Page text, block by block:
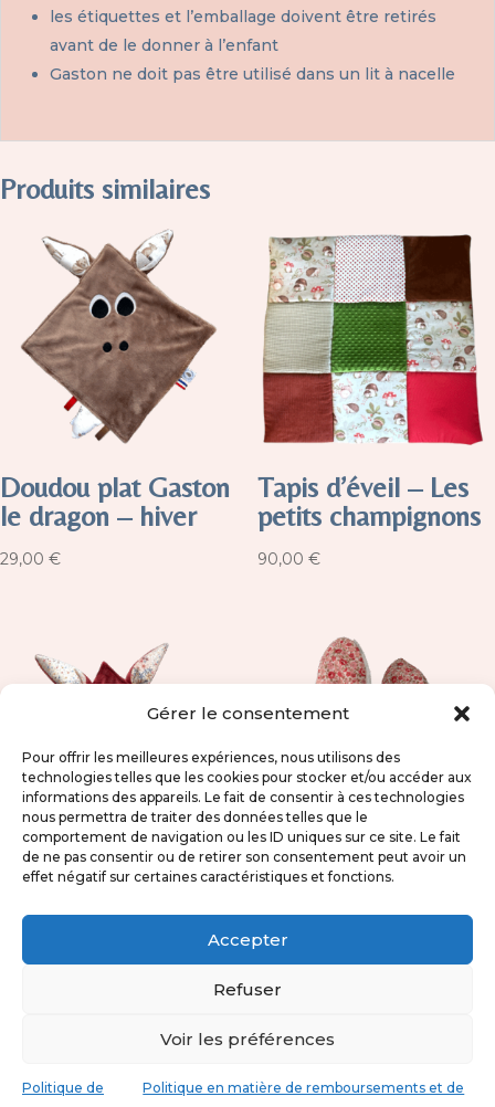
Gérer le consentement
Pour offrir les meilleures expériences, nous utilisons des
technologies telles que les cookies pour stocker et/ou accéder aux
informations des appareils. Le fait de consentir à ces technologies
nous permettra de traiter des données telles que le
comportement de navigation ou les ID uniques sur ce site. Le fait
de ne pas consentir ou de retirer son consentement peut avoir un
effet négatif sur certaines caractéristiques et fonctions.
Accepter
Refuser
Voir les préférences
Politique de
Politique en matière de remboursements et de
les étiquettes et l’emballage doivent être retirés
avant de le donner à l’enfant
Gaston ne doit pas être utilisé dans un lit à nacelle
Produits similaires
Doudou plat Gaston
le dragon – hiver
29,00 €
Tapis d’éveil – Les
petits champignons
90,00 €
– Liberty multicolor
29,00€
sensoriel – Pâques –
Rose
49,00